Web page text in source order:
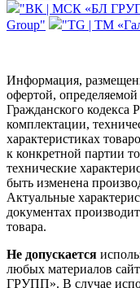
"ВК | МСК «БЛ
Group"
"TG | ТМ
Информация,
офертой,
Гражданского
комплектации,
характеристиках
к конкретной партии
технические
быть изменена
Актуальные
документах
товара.
Не допускается
любых материалов
ГРУПП». В случае